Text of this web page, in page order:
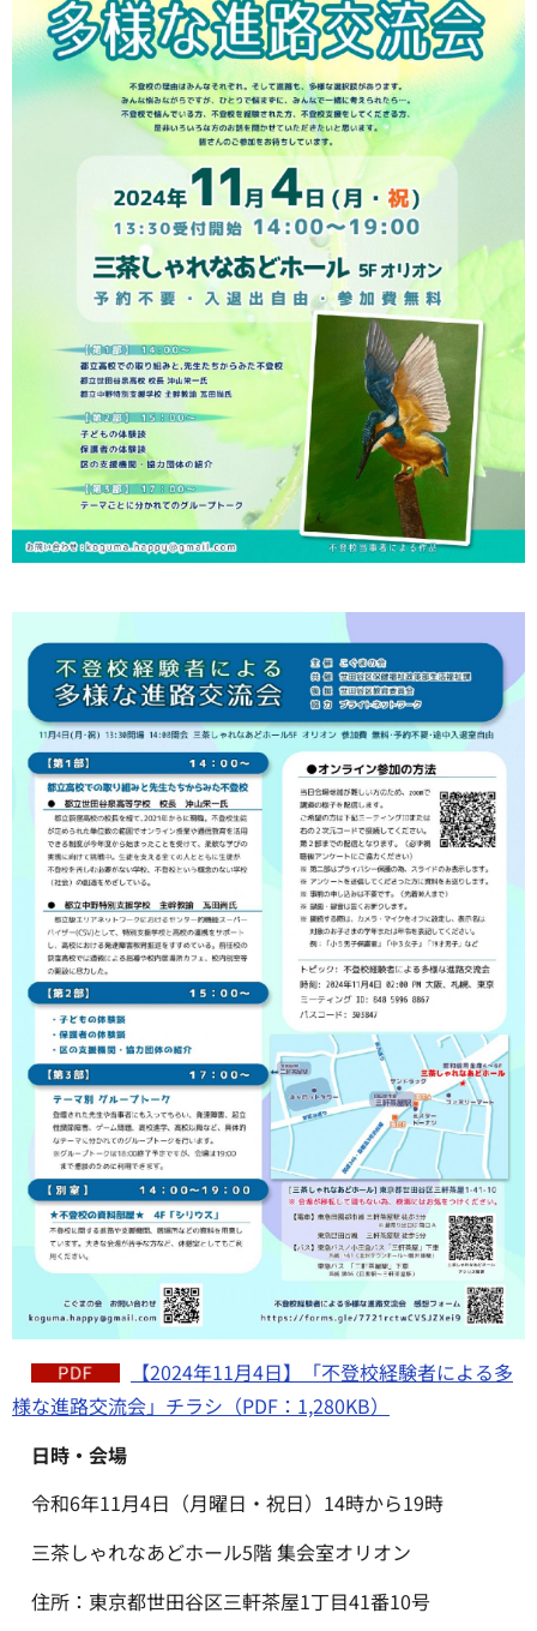
【2024年11月4日】「不登校経験者による多
様な進路交流会」チラシ（PDF：1,280KB）
日時・会場
令和6年11月4日（月曜日・祝日）14時から19時
三茶しゃれなあどホール5階 集会室オリオン
住所：東京都世田谷区三軒茶屋1丁目41番10号